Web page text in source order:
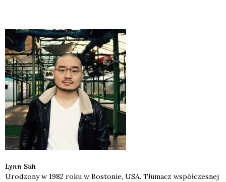
Lynn Suh
Urodzony w 1982 roku w Bostonie, USA. Tłumacz współczesnej